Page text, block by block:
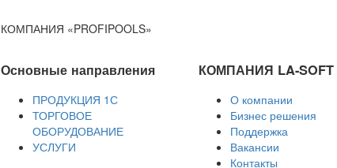
КОМПАНИЯ «PROFIPOOLS»
Основные направления
ПРОДУКЦИЯ 1С
ТОРГОВОЕ
ОБОРУДОВАНИЕ
УСЛУГИ
КОМПАНИЯ LA-SOFT
О компании
Бизнес решения
Поддержка
Вакансии
Контакты